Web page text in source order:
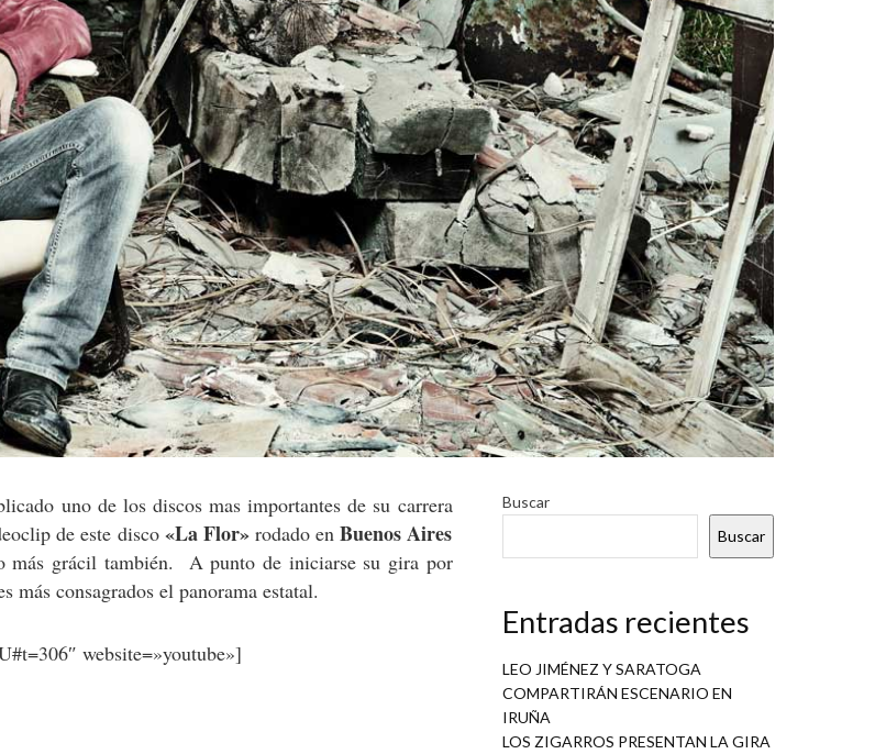
uno de los discos mas importantes de su carrera
de este disco «La Flor»rodado enBuenos Aires
más grácil también. A punto de iniciarse su gira por
más consagrados el panorama estatal.
website=»youtube»]
Buscar
Buscar
Entradas recientes
LEO JIMÉNEZ Y SARATOGA
COMPARTIRÁN ESCENARIO EN
IRUÑA
LOS ZIGARROS PRESENTAN LA GIRA